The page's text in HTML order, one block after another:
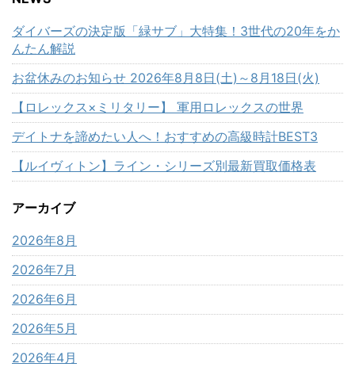
ダイバーズの決定版「緑サブ」大特集！3世代の20年をか
んたん解説
お盆休みのお知らせ 2026年8月8日(土)～8月18日(火)
【ロレックス×ミリタリー】 軍用ロレックスの世界
デイトナを諦めたい人へ！おすすめの高級時計BEST3
【ルイヴィトン】ライン・シリーズ別最新買取価格表
アーカイブ
2026年8月
2026年7月
2026年6月
2026年5月
2026年4月